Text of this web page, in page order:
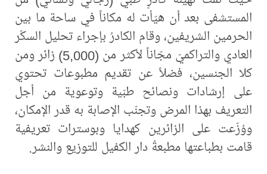
المستشفى بعد أن هيّأت له مكاناً في ساحة ما بين
الحرمين الشريفين، وقام الكادرُ بإجراء تحليل السكّر
العادي والتراكميّ مجّاناً لأكثر من (5,000) زائر ومن
كلا الجنسين، فضلاً عن تقديم مطبوعات تحتوي
على إرشادات ونصائح طبّية وتوعوية من أجل
التعريف بهذا المرض وتجنّب الإصابة به قدر الإمكان،
ووُزّعت على الزائرين كهدايا وبوسترات تعريفية
قامت بطباعتها مطبعةُ دار الكفيل للتوزيع والنشر.